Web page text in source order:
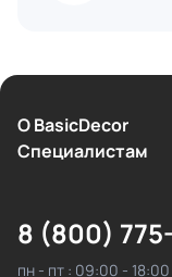
О BasicDecor
Cпециалистам
8 (800)
пн - пт : 09:00 - 18:00